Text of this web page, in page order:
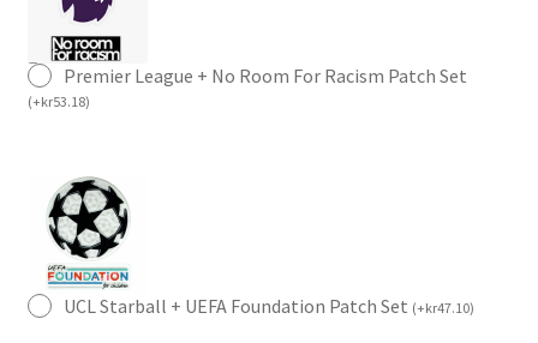
Premier League + No Room For Racism Patch Set
(+kr53.18)
UCL Starball + UEFA Foundation Patch Set (+kr47.10)